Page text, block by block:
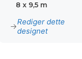
8 x 9,5 m
Rediger dette
designet